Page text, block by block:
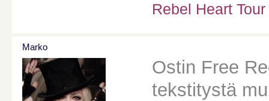
Rebel Heart
Marko
Ostin Free
tekstitystä